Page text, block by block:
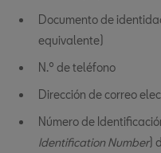
Documento de
equivalente)
N.º de teléfono
Dirección de correo
Número de
Identification Number)